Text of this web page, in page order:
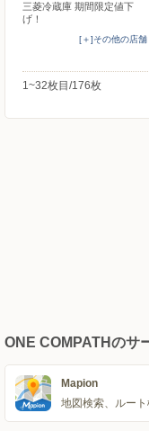
三菱冷蔵庫 期間限定値下
げ！
[＋]その他の店舗
1~32枚目/176枚
ONE COMPATHのサ
Mapion
地図検索、ルー